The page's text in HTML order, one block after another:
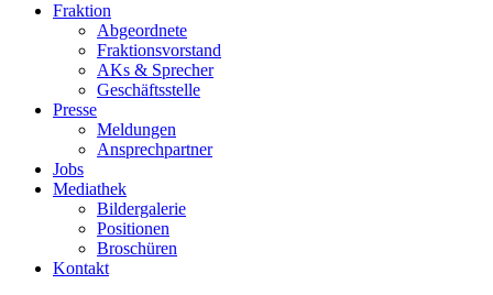
Fraktion
Abgeordnete
Fraktions­vorstand
AKs & Sprecher
Geschäftsstelle
Presse
Meldungen
Ansprechpartner
Jobs
Mediathek
Bildergalerie
Positionen
Broschüren
Kontakt